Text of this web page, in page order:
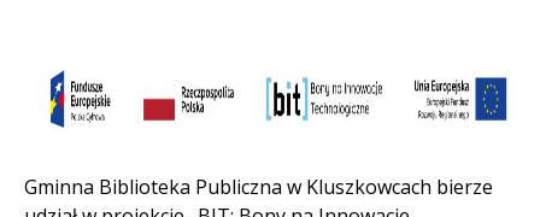
Gminna Biblioteka Publiczna w Kluszkowcach bierze